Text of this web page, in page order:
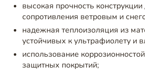
высокая прочность конструкции
сопротивления ветровым и
надежная теплоизоляция из
устойчивых к ультрафиолету и
использование
защитных покрытий;